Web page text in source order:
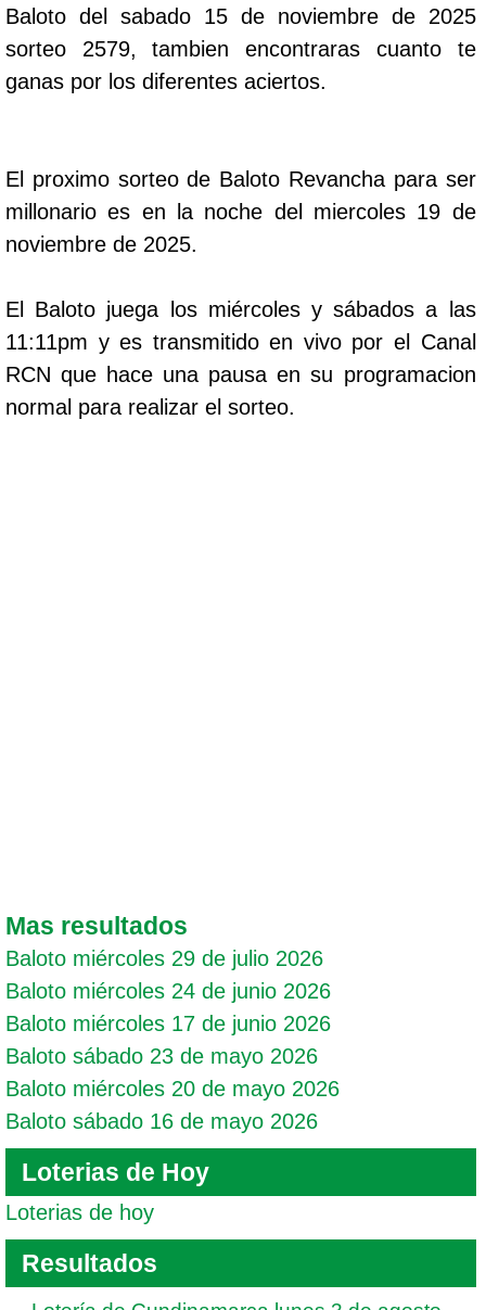
Baloto del sabado 15 de noviembre de 2025
sorteo 2579, tambien encontraras cuanto te
ganas por los diferentes aciertos.
El proximo sorteo de Baloto Revancha para ser
millonario es en la noche del miercoles 19 de
noviembre de 2025.
El Baloto juega los miércoles y sábados a las
11:11pm y es transmitido en vivo por el Canal
RCN que hace una pausa en su programacion
normal para realizar el sorteo.
Mas resultados
Baloto miércoles 29 de julio 2026
Baloto miércoles 24 de junio 2026
Baloto miércoles 17 de junio 2026
Baloto sábado 23 de mayo 2026
Baloto miércoles 20 de mayo 2026
Baloto sábado 16 de mayo 2026
Loterias de Hoy
Loterias de hoy
Resultados